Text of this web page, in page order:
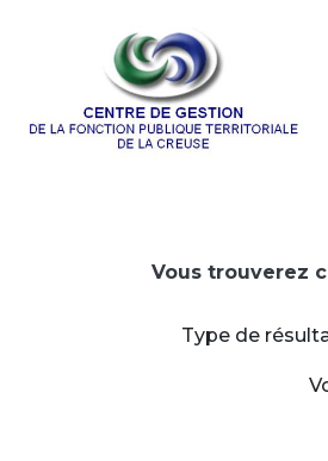
Vous trouverez
Type de